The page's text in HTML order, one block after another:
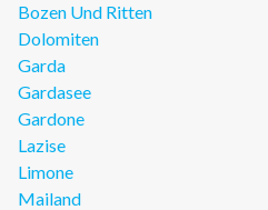
Bozen Und Ritten
Dolomiten
Garda
Gardasee
Gardone
Lazise
Limone
Mailand